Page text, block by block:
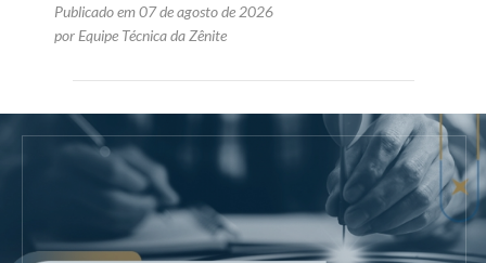
Publicado em 07 de agosto de 2026
por Equipe Técnica da Zênite